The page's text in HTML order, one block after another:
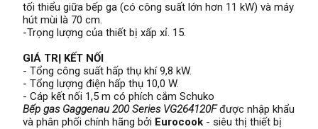
tối thiểu giữa bếp ga (có công suất lớn hơn 11 kW) và máy
hút mùi là 70 cm.
-Trọng lượng của thiết bị xấp xỉ. 15.
GIÁ TRỊ KẾT NỐI
- Tổng công suất hấp thụ khí 9,8 kW.
- Tổng lượng điện hấp thụ 10,0 W.
- Cáp kết nối 1,5 m có phích cắm Schuko
Bếp gas Gaggenau 200 Series VG264120Fđược nhập khẩu
và phân phối chính hãng bởi Eurocook - siêu thị thiết bị